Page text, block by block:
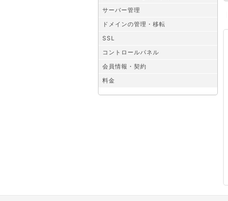
サーバー管理
ドメインの管理・移転
SSL
コントロールパネル
会員情報・契約
料金